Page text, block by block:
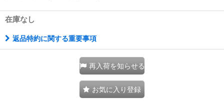
在庫なし
返品特約に関する重要事項
再入荷を知らせる
お気に入り登録